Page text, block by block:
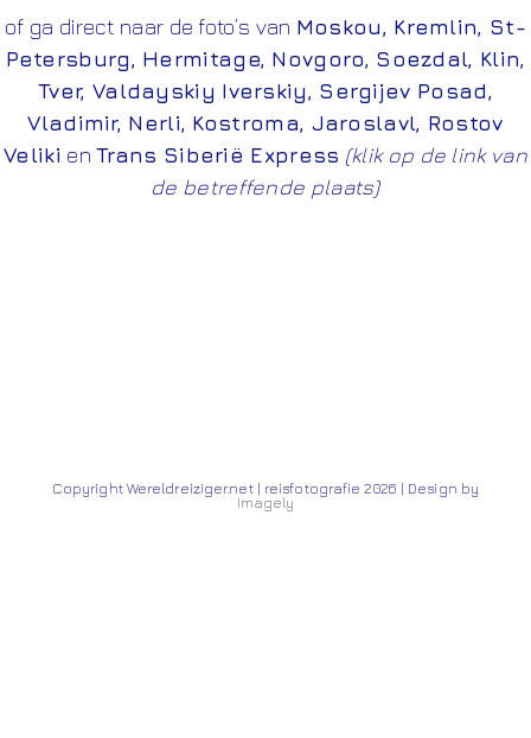
of ga direct naar de foto’s van Moskou, Kremlin, St-
Petersburg, Hermitage, Novgoro, Soezdal, Klin,
Tver, Valdayskiy Iverskiy, Sergijev Posad,
Vladimir, Nerli, Kostroma, Jaroslavl, Rostov
Veliki enTrans Siberië Express (klik op de link van
de betreffende plaats)
Copyright Wereldreiziger.net | reisfotografie 2026 | Design by
Imagely